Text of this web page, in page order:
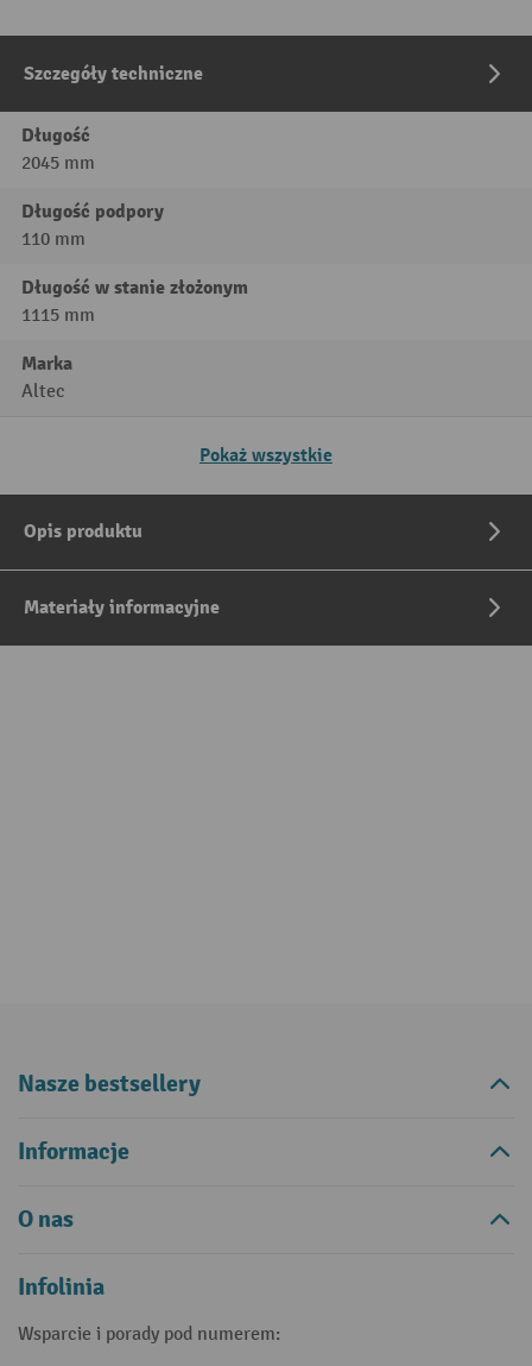
Szczegóły techniczne
Długość
2045 mm
Długość podpory
110 mm
Długość w stanie złożonym
1115 mm
Marka
Altec
Pokaż wszystkie
Opis produktu
Materiały informacyjne
Nasze bestsellery
Informacje
O nas
Infolinia
Wsparcie i porady pod numerem: